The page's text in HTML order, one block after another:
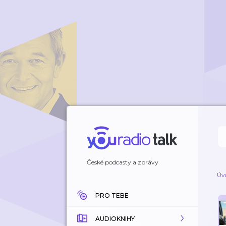
České podcasty a zprávy
PRO TEBE
AUDIOKNIHY